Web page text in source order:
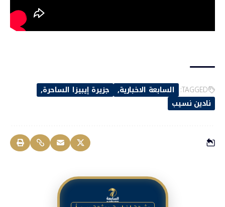
TAGGED: السابعة الاخبارية
جزيرة إيبيزا الساحرة
نادين نسيب